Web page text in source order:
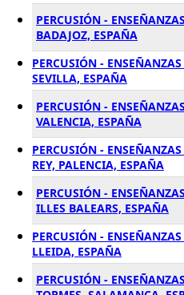
PERCUSIÓN -
BADAJOZ, ESPAÑA
PERCUSIÓN -
SEVILLA, ESPAÑA
PERCUSIÓN -
VALENCIA, ESPAÑA
PERCUSIÓN -
REY, PALENCIA, ESPAÑA
PERCUSIÓN -
ILLES BALEARS, ESPAÑA
PERCUSIÓN -
LLEIDA, ESPAÑA
PERCUSIÓN -